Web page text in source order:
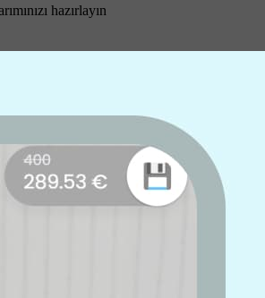
hazırlayın